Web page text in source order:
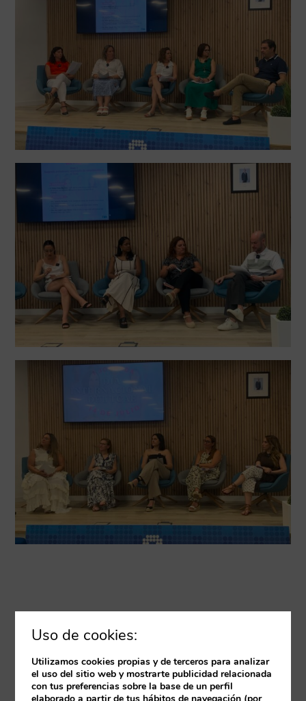
Resumen III Congreso
Nacional de Cuidados de
Enfermería en Hospitalización:
Uso de cookies:
Utilizamos cookies propias y de terceros para analizar
el uso del sitio web y mostrarte publicidad relacionada
con tus preferencias sobre la base de un perfil
elaborado a partir de tus hábitos de navegación (por